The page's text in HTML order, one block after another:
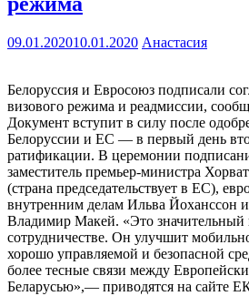
09.01.202010.01.2020 Анастасия
Белоруссия и Евросоюз подписали
визового режима и реадмиссии,
Документ вступит в силу после
Белоруссии и ЕС — в первый день
ратификации. В церемонии
заместитель премьер-министра
(страна председательствует в ЕС),
внутренним делам Ильва Йоханссон
Владимир Макей. «Это
сотрудничестве. Он улучшит
хорошо управляемой и безопасной
более тесные связи между
Беларусью»,— приводятся на сайте